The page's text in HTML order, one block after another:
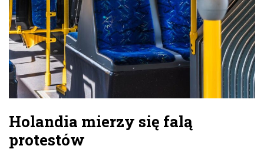
Holandia mierzy się falą
protestów